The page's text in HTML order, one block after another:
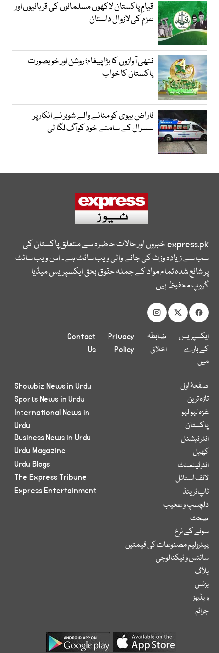
قیامِ پاکستان لاکھوں مسلمانوں کی قربانیوں اور
عزم کی لازوال داستان
ننھی آوازوں کا بڑا پیغام؛ روشن اور خوبصورت
پاکستان کا خواب
ناراض بیوی کو منانے والے شوہر نے انکار پر
سسرال کے سامنے خود کو آگ لگا لی
express.pkخبروں اور حالات حاضرہ سے متعلق پاکستان کی
سب سے زیادہ وزٹ کی جانے والی ویب سائٹ ہے۔ اس ویب سائٹ
پر شائع شدہ تمام مواد کے جملہ حقوق بحق ایکسپریس میڈیا
گروپ محفوظ ہیں۔
ایکسپریس
کے بارے
میں
ضابطہ
اخلاق
Privacy
Policy
Contact
Us
صفحۂ اول
تازہ ترین
غزہ لہو لہو
پاکستان
انٹر نیشنل
کھیل
انٹرٹینمنٹ
لائف اسٹائل
ٹاپ ٹرینڈ
دلچسپ و عجیب
صحت
سونے کے نرخ
پیٹرولیم مصنوعات کی قیمتیں
سائنس و ٹیکنالوجی
بلاگ
بزنس
ویڈیوز
جرائم
Showbiz News in Urdu
Sports News in Urdu
International News in
Urdu
Business News in Urdu
Urdu Magazine
Urdu Blogs
The Express Tribune
Express Entertainment